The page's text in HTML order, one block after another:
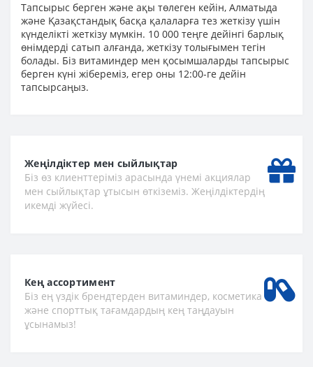
Тапсырыс берген және ақы төлеген кейін, Алматыда
және Қазақстандық басқа қалаларға тез жеткізу үшін
күнделікті жеткізу мүмкін. 10 000 теңге дейінгі барлық
өнімдерді сатып алғанда, жеткізу толығымен тегін
болады. Біз витаминдер мен қосымшаларды тапсырыс
берген күні жібереміз, егер оны 12:00-ге дейін
тапсырсаңыз.
Жеңілдіктер мен сыйлықтар
Біз өз клиенттеріміз арасында үнемі акциялар
мен сыйлықтар ұтысын өткіземіз. Жеңілдіктердің
икемді жүйесі.
Кең ассортимент
Біз ең үздік брендтерден витаминдер, косметика
және спорттық тағамдардың кең таңдауын
ұсынамыз!